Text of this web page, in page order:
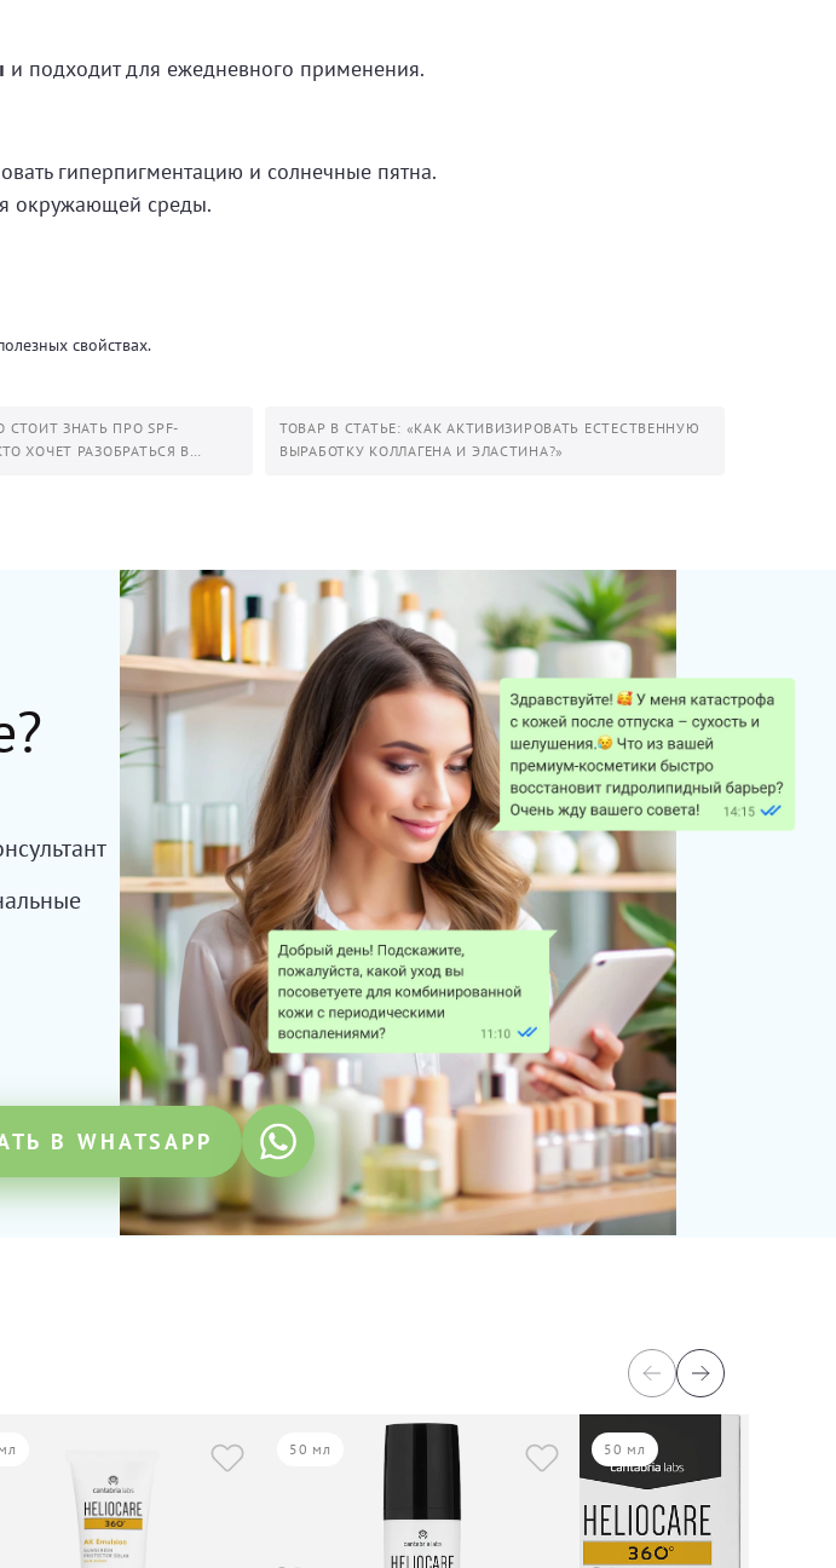
и подходит для ежедневного применения.
гиперпигментацию и солнечные пятна.
окружающей среды.
свойствах.
СТОИТ ЗНАТЬ ПРО SPF-
ХОЧЕТ РАЗОБРАТЬСЯ В
ТОВАР В СТАТЬЕ: «КАК АКТИВИЗИРОВАТЬ ЕСТЕСТВЕННУЮ
ВЫРАБОТКУ КОЛЛАГЕНА И ЭЛАСТИНА?»
В WHATSAPP
50 мл 50 мл